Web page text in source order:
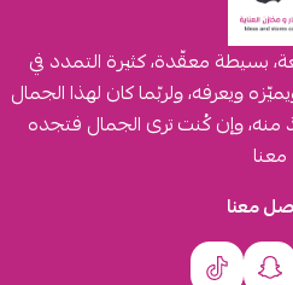
بسيطة معقّدة، كثيرة التمدد في
ويعرفه، ولربّما كان لهذا الجمال
وإن كُنت ترى الجمال فتجده
معنا
معنا